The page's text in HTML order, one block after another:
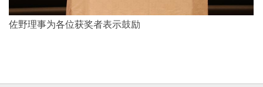
佐野理事为各位获奖者表示鼓励